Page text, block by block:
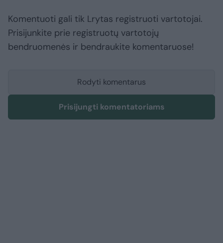
Komentuoti gali tik Lrytas registruoti vartotojai.
Prisijunkite prie registruotų vartotojų
bendruomenės ir bendraukite komentaruose!
Rodyti komentarus
Prisijungti komentatoriams